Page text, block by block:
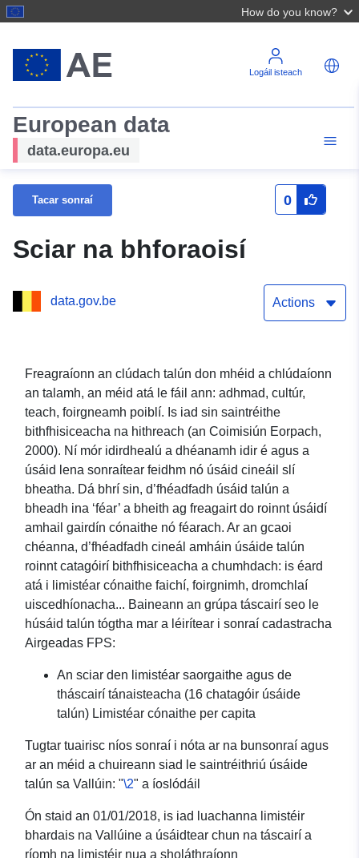
How do you know?
Logáil isteach
European data
data.europa.eu
Tacar sonraí 0
Sciar na bhforaoisí
data.gov.be Actions
Freagraíonn an clúdach talún don mhéid a chlúdaíonn
an talamh, an méid atá le fáil ann: adhmad, cultúr,
teach, foirgneamh poiblí. Is iad sin saintréithe
bithfhisiceacha na hithreach (an Coimisiún Eorpach,
2000). Ní mór idirdhealú a dhéanamh idir é agus a
úsáid lena sonraítear feidhm nó úsáid cineáil slí
bheatha. Dá bhrí sin, d’fhéadfadh úsáid talún a
bheadh ina ‘féar’ a bheith ag freagairt do roinnt úsáidí
amhail gairdín cónaithe nó féarach. Ar an gcaoi
chéanna, d’fhéadfadh cineál amháin úsáide talún
roinnt catagóirí bithfhisiceacha a chumhdach: is éard
atá i limistéar cónaithe faichí, foirgnimh, dromchlaí
uiscedhíonacha... Baineann an grúpa táscairí seo le
húsáid talún tógtha mar a léirítear i sonraí cadastracha
Airgeadas FPS:
An sciar den limistéar saorgaithe agus de
tháscairí tánaisteacha (16 chatagóir úsáide
talún) Limistéar cónaithe per capita
Tugtar tuairisc níos sonraí i nóta ar na bunsonraí agus
ar an méid a chuireann siad le saintréithriú úsáide
talún sa Vallúin: "\2" a íoslódáil
Ón staid an 01/01/2018, is iad luachanna limistéir
bhardais na Vallúine a úsáidtear chun na táscairí a
ríomh na limistéir nua a sholáthraíonn